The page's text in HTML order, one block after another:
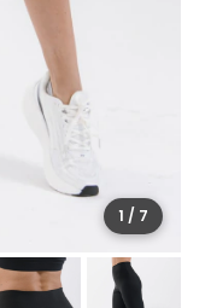
1 / 7